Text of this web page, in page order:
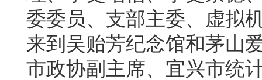
委委员、支部主委、虚拟
来到吴贻芳纪念馆和茅山
市政协副主席、宜兴市统